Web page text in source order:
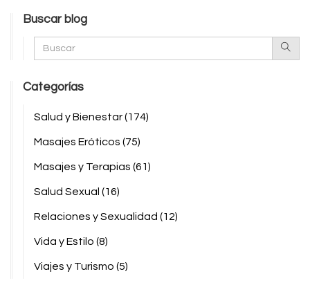
Buscar blog
Categorías
Salud y Bienestar(174)
Masajes Eróticos (75)
Masajes y Terapias (61)
Salud Sexual (16)
Relaciones y Sexualidad (12)
Vida y Estilo (8)
Viajes y Turismo (5)